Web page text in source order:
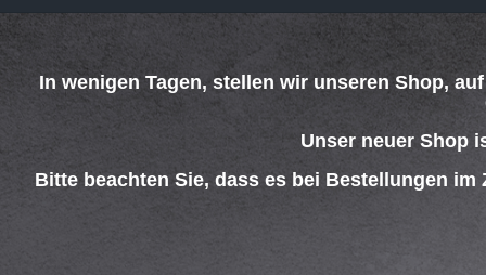
In wenigen Tagen, stellen wir unseren Shop,
Unser neuer Shop
Bitte beachten Sie, dass es bei Bestellungen
SERVICE HOTLINE
Telefonische Unterstützung und Beratung unter:
069 - 4269 4267
Mo-Do. 08:00 - 15:00 Uhr
SHOP SERVICE
Defektes Produkt
Rückgabe